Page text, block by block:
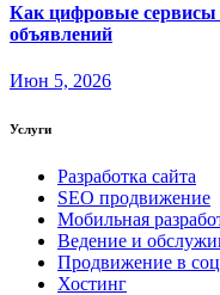
Как цифровые
объявлений
Июн 5, 2026
Услуги
Разработка сайта
SEO продвижение
Мобильная
Ведение и
Продвижение в
Хостинг